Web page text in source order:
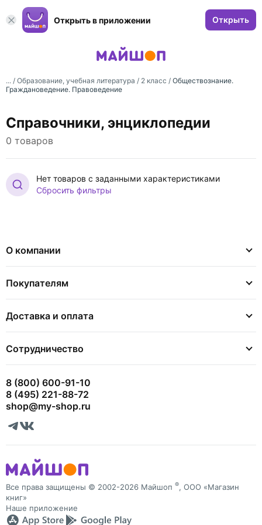
Открыть в приложении Открыть
... / Образование, учебная литература / 2 класс / Обществознание.
Граждановедение. Правоведение
Справочники, энциклопедии
0 товаров
Нет товаров с заданными характеристиками
Сбросить фильтры
О компании
Покупателям
Доставка и оплата
Сотрудничество
8 (800) 600-91-10
8 (495) 221-88-72
shop@my-shop.ru
Все права защищены © 2002-2026 Майшоп ®, ООО «Магазин
книг»
Наше приложение